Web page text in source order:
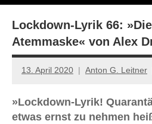
Lyrik,
Essay
Lockdown-Lyrik 66:
Atemmaske« von Alex
13. April 2020 Anton G. Leitner
»Lockdown-Lyrik!
etwas ernst zu nehmen